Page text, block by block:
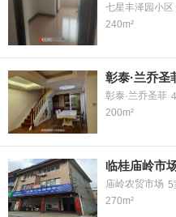
七星丰泽园小区
240m²
彰泰·兰乔圣
彰泰·兰乔圣菲
200m²
临桂庙岭市
庙岭农贸市场 5
270m²